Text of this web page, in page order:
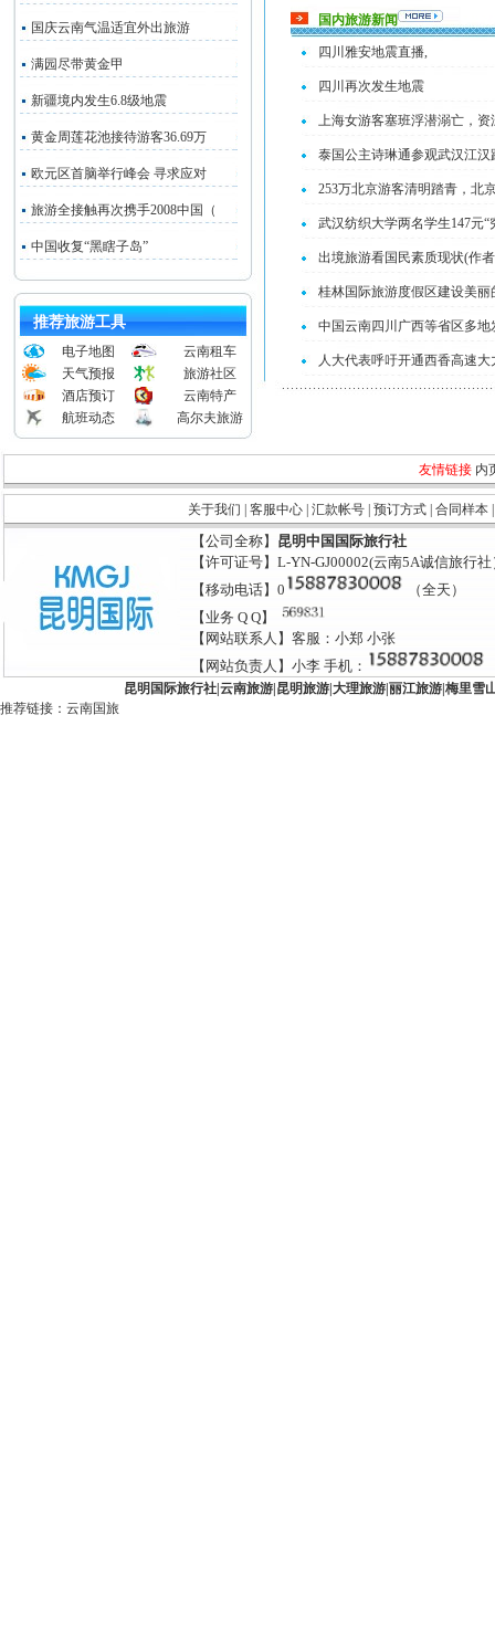
国庆云南气温适宜外出旅游
满园尽带黄金甲
新疆境内发生6.8级地震
黄金周莲花池接待游客36.69万
欧元区首脑举行峰会 寻求应对
旅游全接触再次携手2008中国（
中国收复“黑瞎子岛”
推荐旅游工具
电子地图
云南租车
天气预报
旅游社区
酒店预订
云南特产
航班动态
高尔夫旅游
国内旅游新闻
四川雅安地震直播,
四川再次发生地震
上海女游客塞班浮潜溺亡，资
泰国公主诗琳通参观武汉江汉
253万北京游客清明踏青，北
武汉纺织大学两名学生147元“
出境旅游看国民素质现状(作
桂林国际旅游度假区建设美丽
中国云南四川广西等省区多地
人大代表呼吁开通西香高速大
友情链接 内
关于我们 客服中心| 汇款帐号| 预订方式| 合同样本
【公司全称】 昆明中国国际旅行社
【许可证号】L-YN-GJ00002(云南5A诚信旅行社
【移动电话】0
（全天）
【业务 Q Q】
【网站联系人】客服：小郑 小张
【网站负责人】小李 手机：
昆明国际旅行社| 云南旅游| 昆明旅游| 大理旅游| 丽江旅游| 梅里雪
推荐链接： 云南国旅